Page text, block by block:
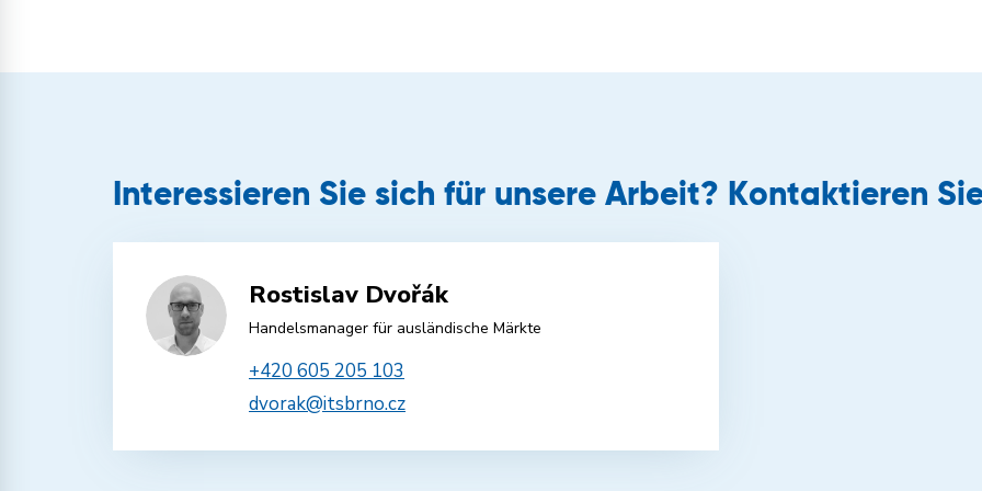
Interessieren Sie sich für unsere Arbeit? Kontaktieren
Rostislav Dvořák
Handelsmanager für ausländische Märkte
+420 605 205 103
dvorak@itsbrno.cz